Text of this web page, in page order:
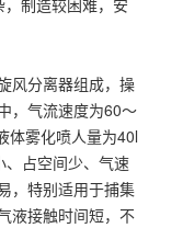
风分离器组成，操
，气流速度为60～
体雾化喷人量为40l
、占空间少、气速
，特别适用于捕集
液接触时间短，不